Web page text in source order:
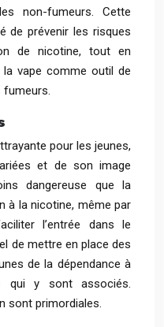
non-fumeurs. Cette
de prévenir les risques
de nicotine, tout en
vape comme outil de
fumeurs.
pour les jeunes,
et de son image
dangereuse que la
à la nicotine, même par
l’entrée dans le
de mettre en place des
de la dépendance à
qui y sont associés.
sont primordiales.